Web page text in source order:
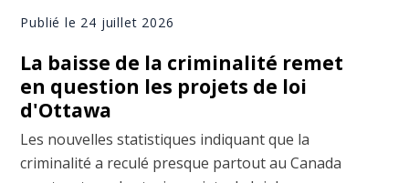
Publié le 24 juillet 2026
La baisse de la criminalité remet
en question les projets de loi
d'Ottawa
Les nouvelles statistiques indiquant que la
criminalité a reculé presque partout au Canada